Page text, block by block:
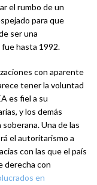
el rumbo de un
para que
ser una
fue hasta 1992.
con aparente
tener la voluntad
es fiel a su
y los demás
Una de las
el autoritarismo a
con las que el país
derecha con
en